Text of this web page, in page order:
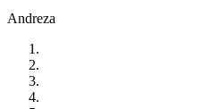
Andreza